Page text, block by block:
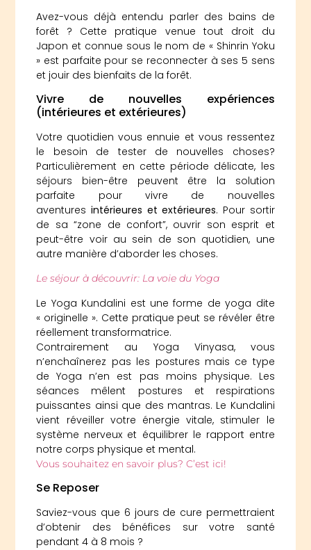
Avez-vous déjà entendu parler des bains de
forêt ? Cette pratique venue tout droit du
Japon et connue sous le nom de « Shinrin Yoku
» est parfaite pour se reconnecter à ses 5 sens
et jouir des bienfaits de la forêt.
Vivre de nouvelles expériences
(intérieures et extérieures)
Votre quotidien vous ennuie et vous ressentez
le besoin de tester de nouvelles choses?
Particulièrement en cette période délicate, les
séjours bien-être peuvent être la solution
parfaite pour vivre de nouvelles
aventuresintérieures et extérieures. Pour sortir
de sa “zone de confort”, ouvrir son esprit et
peut-être voir au sein de son quotidien, une
autre manière d’aborder les choses.
Le séjour à découvrir: La voie du Yoga
Le Yoga Kundalini est une forme de yoga dite
« originelle ». Cette pratique peut se révéler être
réellement transformatrice.
Contrairement au Yoga Vinyasa, vous
n’enchaînerez pas les postures mais ce type
de Yoga n’en est pas moins physique. Les
séances mêlent postures et respirations
puissantes ainsi que des mantras. Le Kundalini
vient réveiller votre énergie vitale, stimuler le
système nerveux et équilibrer le rapport entre
notre corps physique et mental.
Vous souhaitez en savoir plus? C’est ici!
Se Reposer
Saviez-vous que 6 jours de cure permettraient
d’obtenir des bénéfices sur votre santé
pendant 4 à 8 mois ?